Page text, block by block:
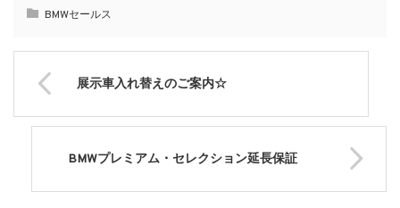
BMWセールス
展示車入れ替えのご案内☆
BMWプレミアム・セレクション延長保証